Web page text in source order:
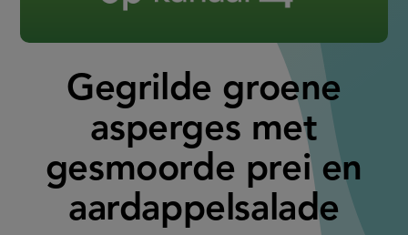
Gegrilde groene
asperges met
gesmoorde prei en
aardappelsalade